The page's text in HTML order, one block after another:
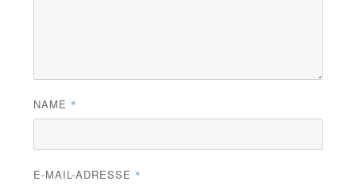
NAME *
E-MAIL-ADRESSE *